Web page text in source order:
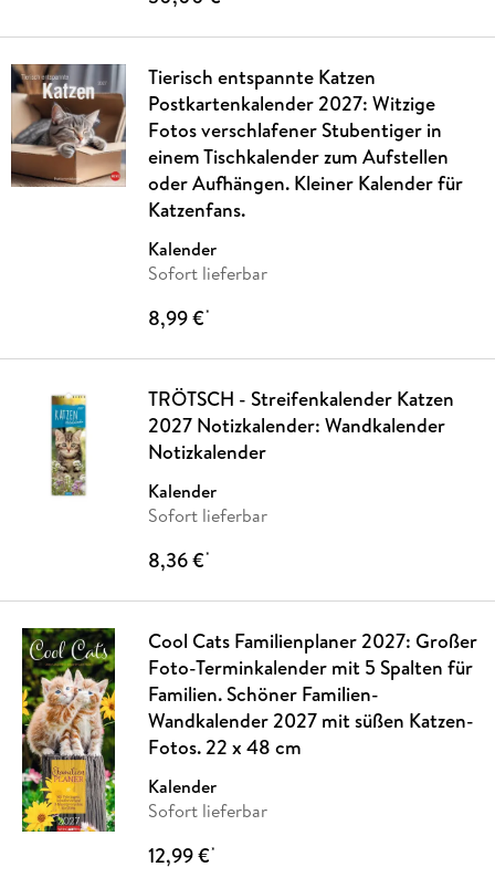
Tierisch entspannte Katzen
Postkartenkalender 2027: Witzige
Fotos verschlafener Stubentiger in
einem Tischkalender zum Aufstellen
oder Aufhängen. Kleiner Kalender für
Katzenfans.
Kalender
Sofort lieferbar
8,99 €*
TRÖTSCH - Streifenkalender Katzen
2027 Notizkalender: Wandkalender
Notizkalender
Kalender
Sofort lieferbar
8,36 €*
Cool Cats Familienplaner 2027: Großer
Foto-Terminkalender mit 5 Spalten für
Familien. Schöner Familien-
Wandkalender 2027 mit süßen Katzen-
Fotos. 22 x 48 cm
Kalender
Sofort lieferbar
12,99 €*